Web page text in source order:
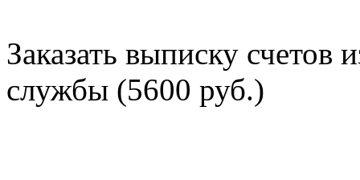
Заказать выписку счетов
службы (5600 руб.)